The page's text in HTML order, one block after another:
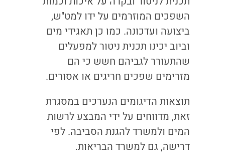
השפכים המוזרמים על ידו למט"ש,
ביצועה ועדכונה. כמו כן תאגידי מים
וביוב יכינו תכנית ניטור למפעלים
שהתעורר לגביהם חשש כי הם
מזרימים שפכים חריגים או אסורים.
תוצאות הדיגומים הנערכים במסגרת
זאת, מדווחים על ידי המבצע לרשות
המים ולמשרד להגנת הסביבה. לפי
דרישה, גם למשרד הבריאות.